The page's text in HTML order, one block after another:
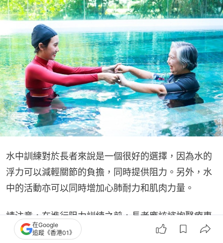
水中訓練對於長者來說是一個很好的選擇，因為水的
浮力可以減輕關節的負擔，同時提供阻力。另外，水
中的活動亦可以同時增加心肺耐力和肌肉力量。
請注意，在進行阻力訓練之前，長者應該諮詢醫療專
業人員的建議，以確保訓練計劃的安全性。此外，始
在Google
追蹤《香港01》